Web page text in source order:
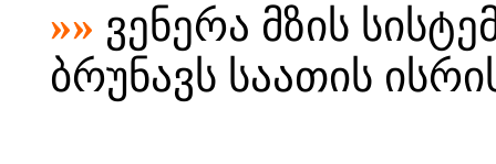
»» ვენერა მზის
ბრუნავს საათის